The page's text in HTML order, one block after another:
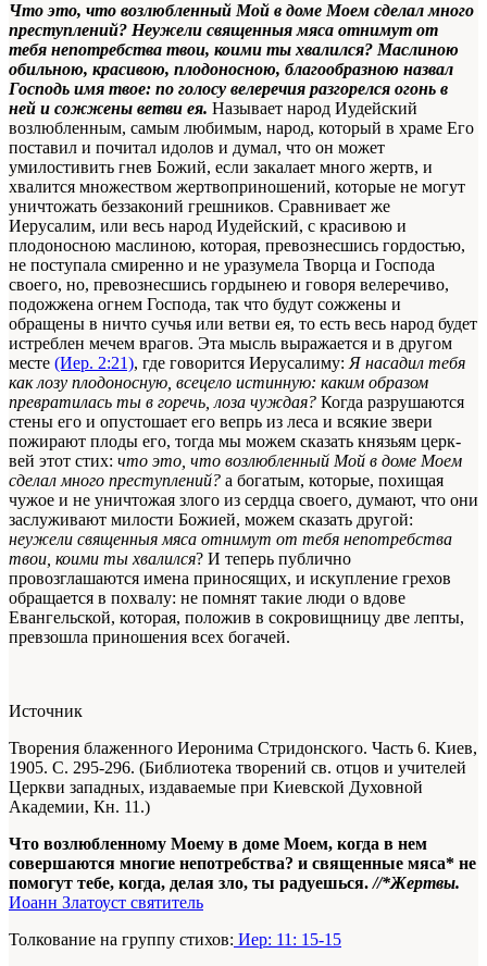
Что это, что возлюбленный Мой в доме Моем сделал много
преступлений? Неужели священныя мяса отнимут от
тебя непотребства твои, коими ты хвалился? Маслиною
обильною, кра­сивою, плодоносною, благообразною назвал
Господь имя твое: по голосу велеречия разгорелся огонь в
ней и сожжены ветви ея. Называет народ Иудейский
возлюбленным, самым любимым, народ, который в храме Его
поставил и почитал идолов и думал, что он может
умилостивить гнев Божий, если закалает много жертв, и
хвалится множеством жертвоприношений, которые не могут
уничтожать беззаконий грешников. Сравнивает же
Иерусалим, или весь народ Иудейский, с красивою и
плодоносною маслиною, которая, превознесшись гордостью,
не поступала смиренно и не уразумела Творца и Господа
своего, но, превознесшись гордынею и говоря веле­речиво,
подожжена огнем Господа, так что будут сож­жены и
обращены в ничто сучья или ветви ея, то есть весь народ будет
истреблен мечем врагов. Эта мысль выражается и в другом
месте (Иер. 2:21), где говорится Иерусалиму: Я насадил тебя
как лозу плодоносную, всецело истинную: каким образом
превратилась ты в горечь лоза чуждая? Когда разрушаются
стены его и опустошает его вепрь из леса и всякие звери
пожи­рают плоды его, тогда мы можем сказать князьям церк­
вей этот стих: что это что возлюбленный Мой в доме Моем
сделал много преступлений? а богатым, которые, похищая
чужое и не уничтожая злого из сердца своего, думают, что они
заслуживают милости Божией, можем сказать другой:
неужели священныя мяса отни­мут от тебя непотребства
твои, коими ты хва­лился? И теперь публично
провозглашаются имена прино­сящих, и искупление грехов
обращается в похвалу: не помнят такие люди о вдове
Евангельской, которая, поло­жив в сокровищницу две лепты,
превзошла приношения всех богачей.
Источник
Творения блаженного Иеронима Стридонского. Часть 6. Киев,
1905. С. 295-296. (Библиотека творений св. отцов и учителей
Церкви западных, издаваемые при Киевской Духовной
Академии, Кн. 11.)
Что возлюбленному Моему в доме Моем, когда в нем
совершаются многие непотребства? и священные мяса* не
помогут тебе, когда, делая зло, ты радуешься.//*Жертвы.
Иоанн Златоуст святитель
Толкование на группу стихов: Иер: 11: 15-15